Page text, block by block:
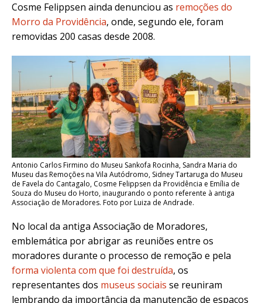
Cosme Felippsen ainda denunciou as remoções do
Morro da Providência, onde, segundo ele, foram
removidas 200 casas desde 2008.
Antonio Carlos Firmino do Museu Sankofa Rocinha, Sandra Maria do
Museu das Remoções na Vila Autódromo, Sidney Tartaruga do Museu
de Favela do Cantagalo, Cosme Felippsen da Providência e Emília de
Souza do Museu do Horto, inaugurando o ponto referente à antiga
Associação de Moradores. Foto por Luiza de Andrade.
No local da antiga Associação de Moradores,
emblemática por abrigar as reuniões entre os
moradores durante o processo de remoção e pela
forma violenta com que foi destruída, os
representantes dos museus sociais se reuniram
lembrando da importância da manutenção de espaços